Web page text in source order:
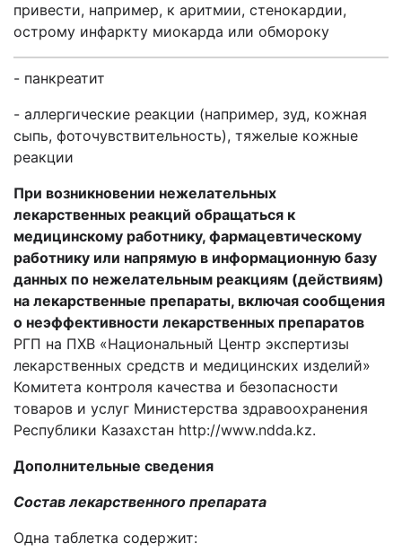
привести, например, к аритмии, стенокардии,
острому инфаркту миокарда или обмороку
- панкреатит
- аллергические реакции (например, зуд, кожная
сыпь, фоточувствительность), тяжелые кожные
реакции
При возникновении нежелательных
лекарственных реакций обращаться к
медицинскому работнику, фармацевтическому
работнику или напрямую в информационную базу
данных по нежелательным реакциям (действиям)
на лекарственные препараты, включая сообщения
о неэффективности лекарственных препаратов
РГП на ПХВ «Национальный Центр экспертизы
лекарственных средств и медицинских изделий»
Комитета контроля качества и безопасности
товаров и услуг Министерства здравоохранения
Республики Казахстан http://www.ndda.kz.
Дополнительные сведения
Состав лекарственного препарата
Одна таблетка содержит: